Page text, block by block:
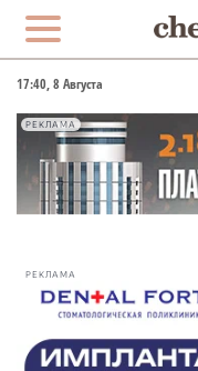
17:40, 8 Августа
РЕКЛАМА
РЕКЛАМА